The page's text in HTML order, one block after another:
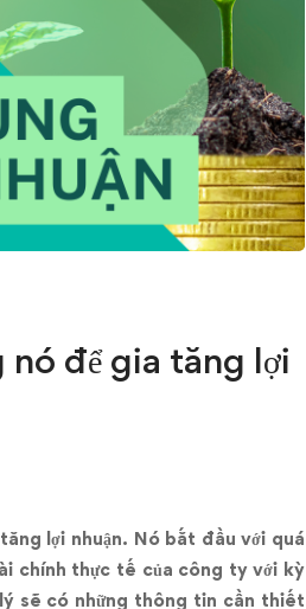
để gia tăng lợi
lợi nhuận. Nó bắt đầu với quá
chính thực tế của công ty với kỳ
sẽ có những thông tin cần thiết